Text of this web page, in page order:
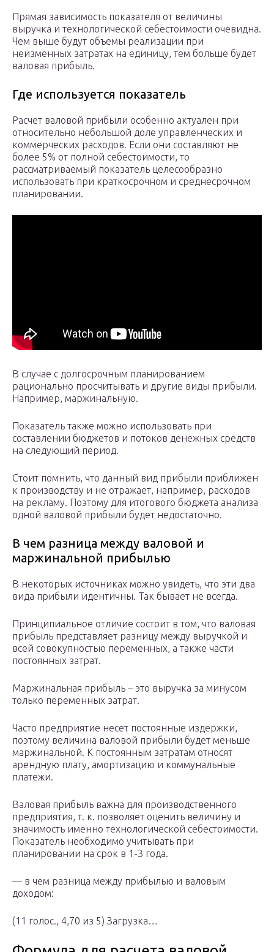
Прямая зависимость показателя от величины
выручка и технологической себестоимости очевидна.
Чем выше будут объемы реализации при
неизменных затратах на единицу, тем больше будет
валовая прибыль.
Где используется показатель
Расчет валовой прибыли особенно актуален при
относительно небольшой доле управленческих и
коммерческих расходов. Если они составляют не
более 5% от полной себестоимости, то
рассматриваемый показатель целесообразно
использовать при краткосрочном и среднесрочном
планировании.
В случае с долгосрочным планированием
рационально просчитывать и другие виды прибыли.
Например, маржинальную.
Показатель также можно использовать при
составлении бюджетов и потоков денежных средств
на следующий период.
Стоит помнить, что данный вид прибыли приближен
к производству и не отражает, например, расходов
на рекламу. Поэтому для итогового бюджета анализа
одной валовой прибыли будет недостаточно.
В чем разница между валовой и
маржинальной прибылью
В некоторых источниках можно увидеть, что эти два
вида прибыли идентичны. Так бывает не всегда.
Принципиальное отличие состоит в том, что валовая
прибыль представляет разницу между выручкой и
всей совокупностью переменных, а также части
постоянных затрат.
Маржинальная прибыль – это выручка за минусом
только переменных затрат.
Часто предприятие несет постоянные издержки,
поэтому величина валовой прибыли будет меньше
маржинальной. К постоянным затратам относят
арендную плату, амортизацию и коммунальные
платежи.
Валовая прибыль важна для производственного
предприятия, т. к. позволяет оценить величину и
значимость именно технологической себестоимости.
Показатель необходимо учитывать при
планировании на срок в 1-3 года.
— в чем разница между прибылью и валовым
доходом:
(11 голос., 4,70 из 5) Загрузка…